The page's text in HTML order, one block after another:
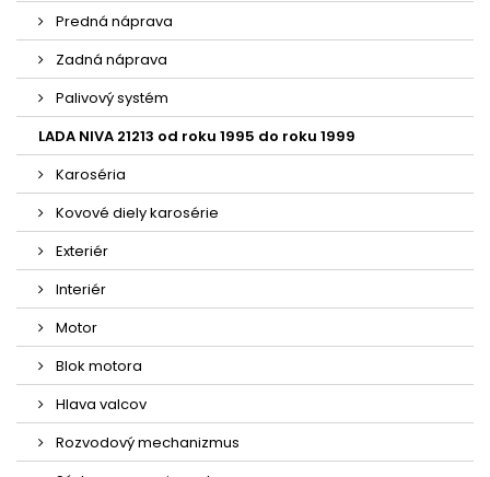
Predná náprava
Zadná náprava
Palivový systém
LADA NIVA 21213 od roku 1995 do roku 1999
Karoséria
Kovové diely karosérie
Exteriér
Interiér
Motor
Blok motora
Hlava valcov
Rozvodový mechanizmus